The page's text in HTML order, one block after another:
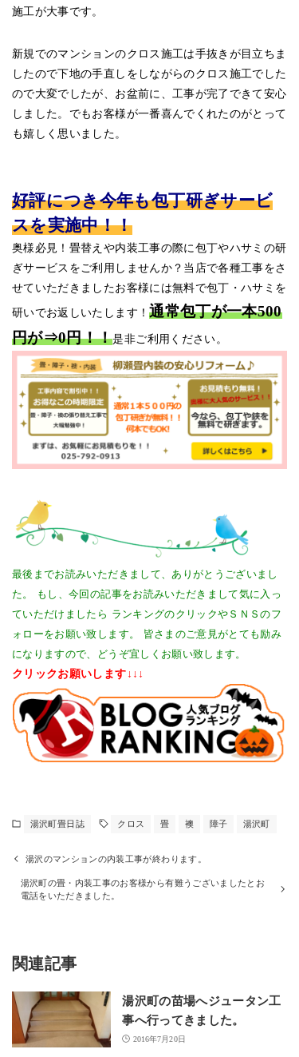
施工が大事です。
新規でのマンションのクロス施工は手抜きが目立ちま
したので下地の手直しをしながらのクロス施工でした
ので大変でしたが、 お盆前に、工事が完了できて安心
しました。でもお客様が一番喜んでくれたのがとって
も嬉しく思いました。
好評につき今年も包丁研ぎサービ
スを実施中！！
奥様必見！畳替えや内装工事の際に包丁やハサミの研
ぎサービスをご利用しませんか？当店で各種工事をさ
せていただきましたお客様には無料で包丁・ハサミを
研いでお返しいたします！通常包丁が一本500
円が⇒0円！！是非ご利用ください。
最後までお読みいただきまして、ありがとうございまし
た。
もし、今回の記事をお読みいただきまして気に入っ
ていただけましたら ランキングのクリックやＳＮＳのフ
ォローをお願い致します。
皆さまのご意見がとても励み
になりますので、どうぞ宜しくお願い致します。
クリックお願いします↓↓↓
湯沢町畳日誌 クロス 畳 襖 障子 湯沢町
湯沢のマンションの内装工事が終わります。
湯沢町の畳・内装工事のお客様から有難うございましたとお
電話をいただきました。
関連記事
湯沢町の苗場へジュータン工
事へ行ってきました。
2016年7月20日